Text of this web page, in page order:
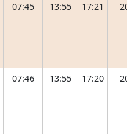
07:45 13:55 17:21
07:46 13:55 17:20